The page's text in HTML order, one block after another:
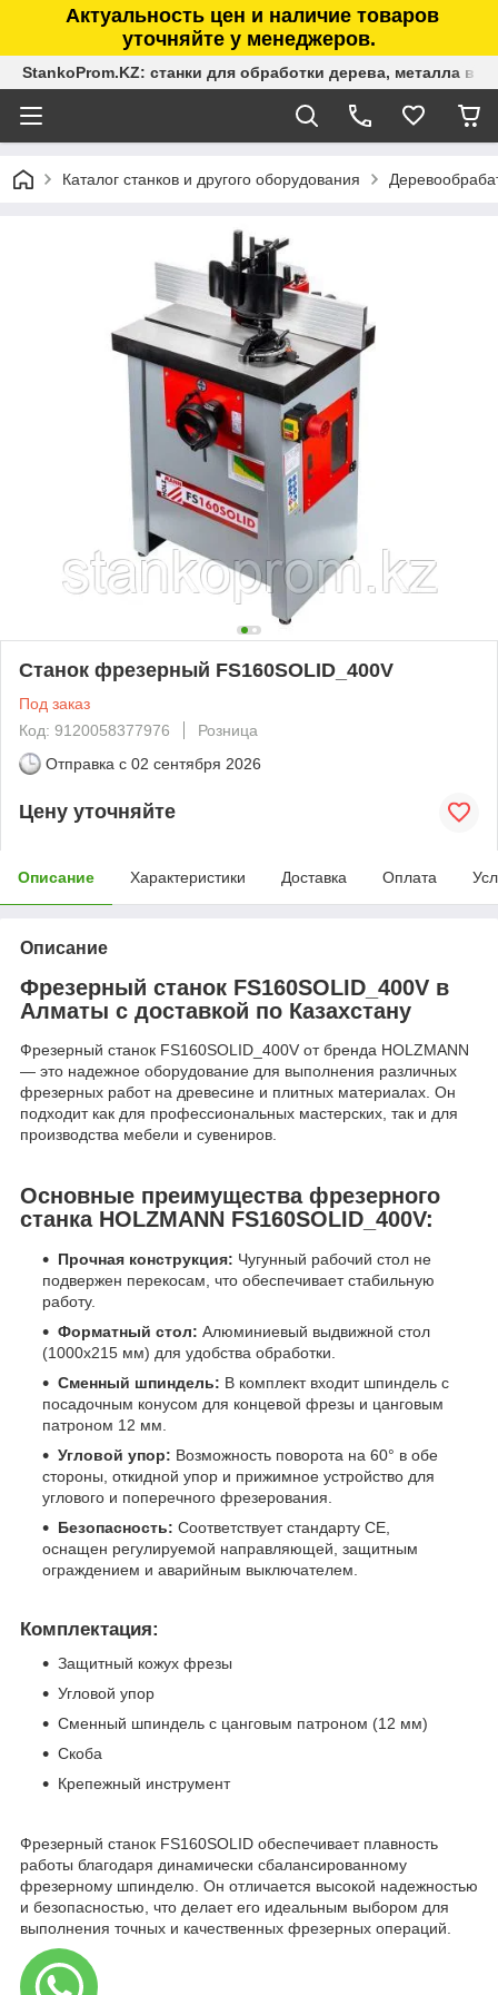
Актуальность цен и наличие товаров
уточняйте у менеджеров.
StankoProm.KZ: станки для обработки дерева, металла в
Каталог станков и другого оборудования
Станок фрезерный FS160SOLID_400V
Под заказ
Код: 9120058377976
Розница
Отправка с 02 сентября 2026
Цену уточняйте
Описание Характеристики Доставка Оплата
Описание
Фрезерный станок FS160SOLID_400V в
Алматы с доставкой по Казахстану
Фрезерный станок FS160SOLID_400V от бренда HOLZMANN
— это надежное оборудование для выполнения различных
фрезерных работ на древесине и плитных материалах. Он
подходит как для профессиональных мастерских, так и для
производства мебели и сувениров.
Основные преимущества фрезерного
станка HOLZMANN FS160SOLID_400V:
Прочная конструкция: Чугунный рабочий стол не
подвержен перекосам, что обеспечивает стабильную
работу.
Форматный стол: Алюминиевый выдвижной стол
(1000x215 мм) для удобства обработки.
Сменный шпиндель: В комплект входит шпиндель с
посадочным конусом для концевой фрезы и цанговым
патроном 12 мм.
Угловой упор: Возможность поворота на 60° в обе
стороны, откидной упор и прижимное устройство для
углового и поперечного фрезерования.
Безопасность: Соответствует стандарту CE,
оснащен регулируемой направляющей, защитным
ограждением и аварийным выключателем.
Комплектация:
Защитный кожух фрезы
Угловой упор
Сменный шпиндель с цанговым патроном (12 мм)
Скоба
Крепежный инструмент
Фрезерный станок FS160SOLID обеспечивает плавность
работы благодаря динамически сбалансированному
фрезерному шпинделю. Он отличается высокой надежностью
и безопасностью, что делает его идеальным выбором для
выполнения точных и качественных фрезерных операций.